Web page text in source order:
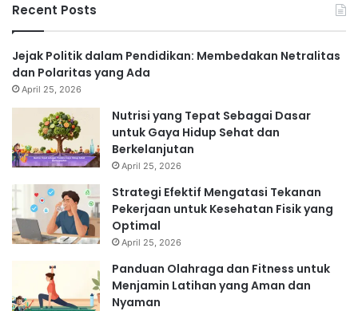
Recent Posts
Jejak Politik dalam Pendidikan: Membedakan Netralitas
dan Polaritas yang Ada
April 25, 2026
Nutrisi yang Tepat Sebagai Dasar
untuk Gaya Hidup Sehat dan
Berkelanjutan
April 25, 2026
Strategi Efektif Mengatasi Tekanan
Pekerjaan untuk Kesehatan Fisik yang
Optimal
April 25, 2026
Panduan Olahraga dan Fitness untuk
Menjamin Latihan yang Aman dan
Nyaman